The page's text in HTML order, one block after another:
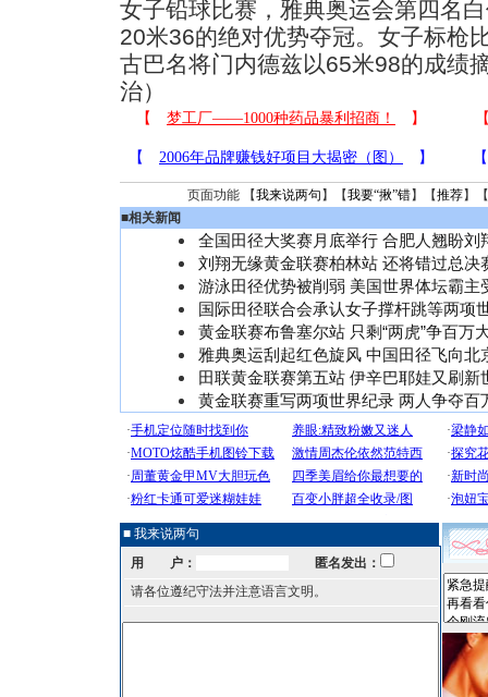
女子铅球比赛，雅典奥运会第四名
20米36的绝对优势夺冠。女子标枪
古巴名将门内德兹以65米98的成绩
治）
页面功能 【我来说两句 】【我要“揪”错】【推荐】
■相关新闻
全国田径大奖赛月底举行 合肥人翘盼刘
刘翔无缘黄金联赛柏林站 还将错过总决
游泳田径优势被削弱 美国世界体坛霸主
国际田径联合会承认女子撑杆跳等两项
黄金联赛布鲁塞尔站 只剩“两虎”争百万
雅典奥运刮起红色旋风 中国田径飞向北
田联黄金联赛第五站 伊辛巴耶娃又刷新
黄金联赛重写两项世界纪录 两人争夺百
■ 我来说两句
用 户：
匿名发出：
请各位遵纪守法并注意语言文明。